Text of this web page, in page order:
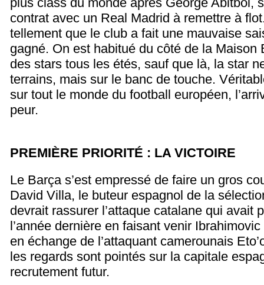
contrat avec un Real Madrid à remettre à
tellement que le club a fait une mauvaise
gagné. On est habitué du côté de la Maison
des stars tous les étés, sauf que là, la star
terrains, mais sur le banc de touche.
sur tout le monde du football européen,
peur.
PREMIÈRE PRIORITÉ : LA VICTOIRE
Le Barça s’est empressé de faire un gros
David Villa, le buteur espagnol de la
devrait rassurer l’attaque catalane qui avait
l’année dernière en faisant venir
en échange de l’attaquant camerounais
les regards sont pointés sur la capitale
recrutement futur.